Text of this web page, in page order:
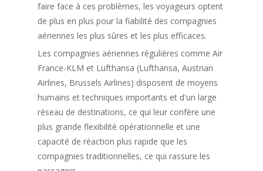
faire face à ces problèmes, les voyageurs optent
de plus en plus pour la fiabilité des compagnies
aériennes les plus sûres et les plus efficaces.
Les compagnies aériennes régulières comme Air
France-KLM et Lufthansa (Lufthansa, Austrian
Airlines, Brussels Airlines) disposent de moyens
humains et techniques importants et d'un large
réseau de destinations, ce qui leur confère une
plus grande flexibilité opérationnelle et une
capacité de réaction plus rapide que les
compagnies traditionnelles, ce qui rassure les